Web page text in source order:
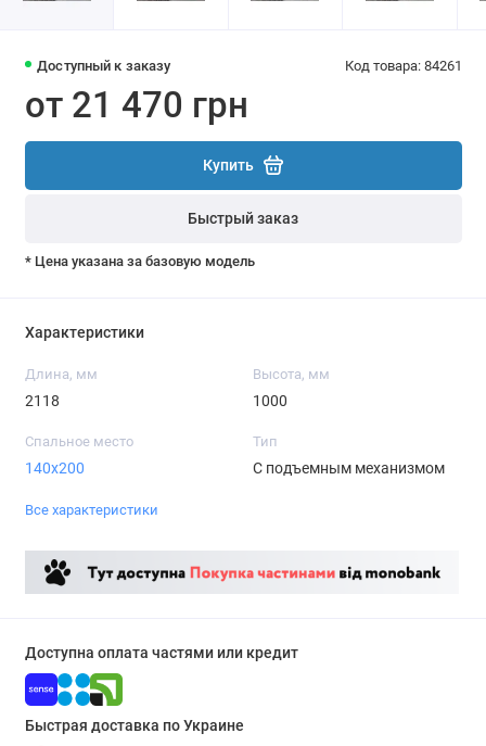
Доступный к заказу Код товара: 84261
от 21 470 грн
Купить
Быстрый заказ
* Цена указана за базовую модель
Характеристики
Длина, мм
2118
Высота, мм
1000
Спальное место
140х200
Тип
С подъемным механизмом
Все характеристики
Доступна оплата частями или кредит
Быстрая доставка по Украине